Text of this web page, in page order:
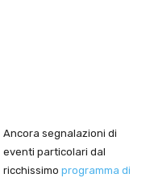
Ancora segnalazioni di
eventi particolari dal
ricchissimo programma di